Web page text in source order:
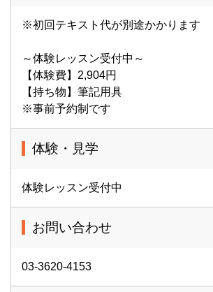
※初回テキスト代が別途かかります
～体験レッスン受付中～
【体験費】2,904円
【持ち物】筆記用具
※事前予約制です
体験・見学
体験レッスン受付中
お問い合わせ
03-3620-4153